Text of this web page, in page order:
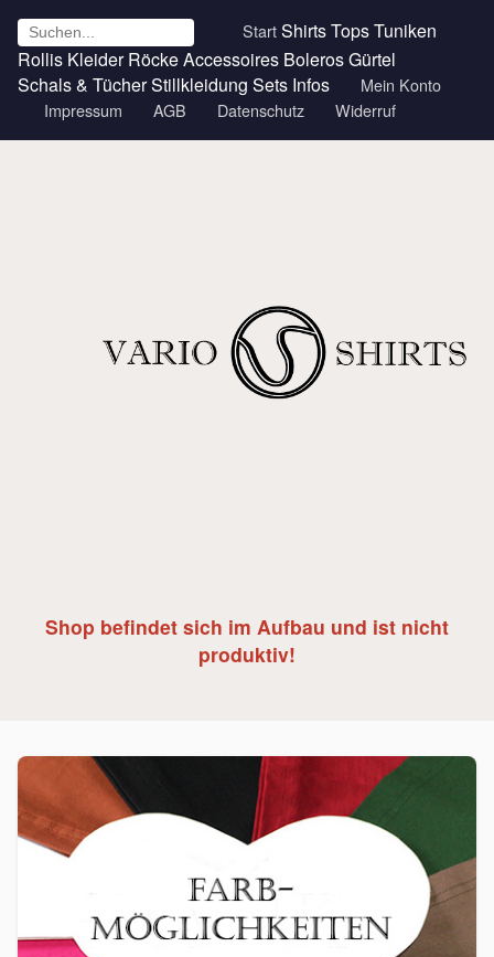
StartShirtsTopsTuniken
Rollis Kleider RöckeAccessoires BolerosGürtel
Schals & TücherStillkleidung Sets Infos
Mein Konto
Impressum
AGB Datenschutz Widerruf
Shop befindet sich im Aufbau und ist nicht
produktiv!